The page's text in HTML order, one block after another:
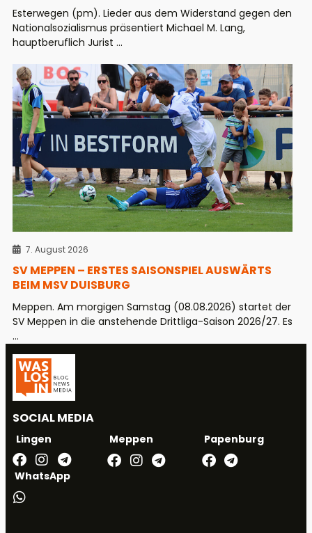
Esterwegen (pm). Lieder aus dem Widerstand gegen den
Nationalsozialismus präsentiert Michael M. Lang,
hauptberuflich Jurist ...
7. August 2026
SV MEPPEN – ERSTES SAISONSPIEL AUSWÄRTS
BEIM MSV DUISBURG
Meppen. Am morgigen Samstag (08.08.2026) startet der
SV Meppen in die anstehende Drittliga-Saison 2026/27. Es
...
SOCIAL MEDIA
Lingen Meppen Papenburg
WhatsApp